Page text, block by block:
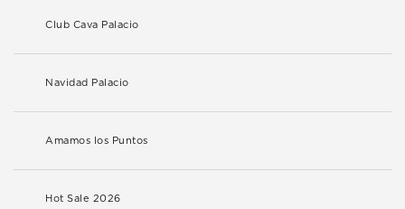
Club Cava Palacio
Navidad Palacio
Amamos los Puntos
Hot Sale 2026